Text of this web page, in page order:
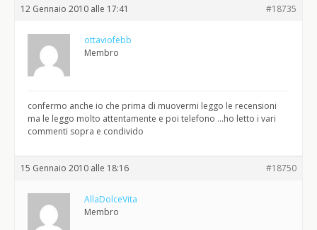
12 Gennaio 2010 alle 17:41 #18735
ottaviofebb
Membro
confermo anche io che prima di muovermi leggo le recensioni
ma le leggo molto attentamente e poi telefono …ho letto i vari
commenti sopra e condivido
15 Gennaio 2010 alle 18:16 #18750
AllaDolceVita
Membro